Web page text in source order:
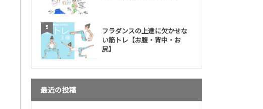
5
フラダンスの上達に欠かせな
い筋トレ【お腹・背中・お
尻】
最近の投稿